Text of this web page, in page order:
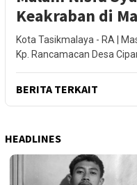
Keakraban di
Kota Tasikmalaya - RA |
Kp. Rancamacan Desa
BERITA TERKAIT
HEADLINES